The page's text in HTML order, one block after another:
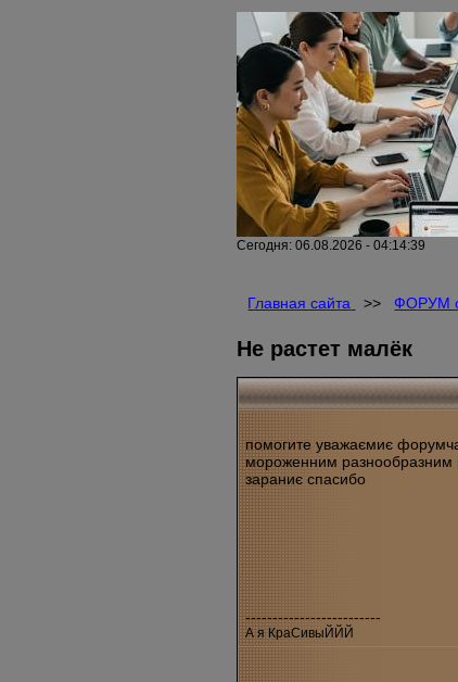
Сегодня: 06.08.2026 - 04:14:39
Главная сайта
>> ФОРУМ
Не растет малёк
помогите уважаємиє
мороженним
зараниє спасибо
-------------------------
А я КраСивыЙЙЙ